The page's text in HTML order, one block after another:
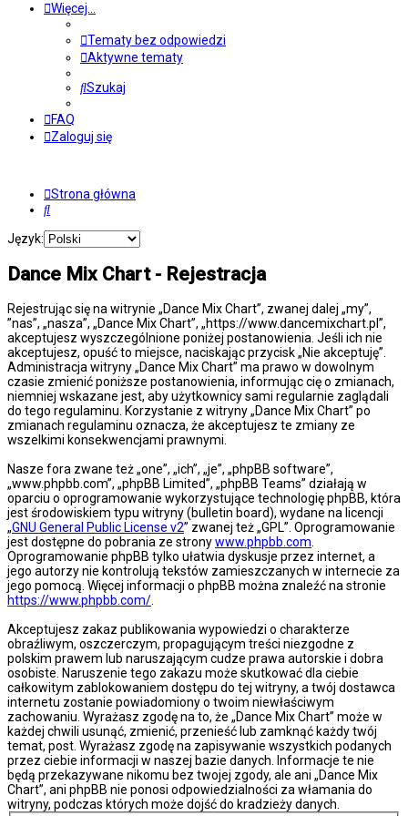
Więcej…
Tematy bez odpowiedzi
Aktywne tematy
Szukaj
FAQ
Zaloguj się
Strona główna
Szukaj
Język:
Dance Mix Chart - Rejestracja
Rejestrując się na witrynie „Dance Mix Chart”, zwanej dalej „my”,
”nas”, „nasza”, „Dance Mix Chart”, „https://www.dancemixchart.pl”,
akceptujesz wyszczególnione poniżej postanowienia. Jeśli ich nie
akceptujesz, opuść to miejsce, naciskając przycisk „Nie akceptuję”.
Administracja witryny „Dance Mix Chart” ma prawo w dowolnym
czasie zmienić poniższe postanowienia, informując cię o zmianach,
niemniej wskazane jest, aby użytkownicy sami regularnie zaglądali
do tego regulaminu. Korzystanie z witryny „Dance Mix Chart” po
zmianach regulaminu oznacza, że akceptujesz te zmiany ze
wszelkimi konsekwencjami prawnymi.
Nasze fora zwane też „one”, „ich”, „je”, „phpBB software”,
„www.phpbb.com”, „phpBB Limited”, „phpBB Teams” działają w
oparciu o oprogramowanie wykorzystujące technologię phpBB, która
jest środowiskiem typu witryny (bulletin board), wydane na licencji
„GNU General Public License v2” zwanej też „GPL”. Oprogramowanie
jest dostępne do pobrania ze stronywww.phpbb.com
Oprogramowanie phpBB tylko ułatwia dyskusje przez internet, a
jego autorzy nie kontrolują tekstów zamieszczanych w internecie za
jego pomocą. Więcej informacji o phpBB można znaleźć na stronie
https://www.phpbb.com/
Akceptujesz zakaz publikowania wypowiedzi o charakterze
obraźliwym, oszczerczym, propagującym treści niezgodne z
polskim prawem lub naruszającym cudze prawa autorskie i dobra
osobiste. Naruszenie tego zakazu może skutkować dla ciebie
całkowitym zablokowaniem dostępu do tej witryny, a twój dostawca
internetu zostanie powiadomiony o twoim niewłaściwym
zachowaniu. Wyrażasz zgodę na to, że „Dance Mix Chart” może w
każdej chwili usunąć, zmienić, przenieść lub zamknąć każdy twój
temat, post. Wyrażasz zgodę na zapisywanie wszystkich podanych
przez ciebie informacji w naszej bazie danych. Informacje te nie
będą przekazywane nikomu bez twojej zgody, ale ani „Dance Mix
Chart”, ani phpBB nie ponosi odpowiedzialności za włamania do
witryny, podczas których może dojść do kradzieży danych.